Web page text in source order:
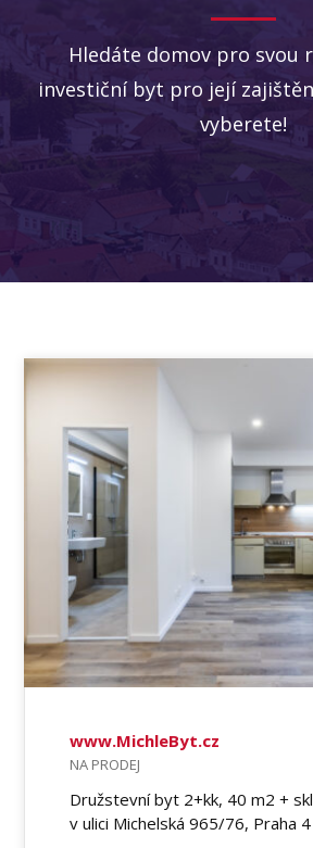
Hledáte domov pro svou
investiční byt pro její
vyberete!
www.MichleByt.cz
NA PRODEJ
Družstevní byt 2+kk, 40 m2 +
v ulici Michelská 965/76, Praha